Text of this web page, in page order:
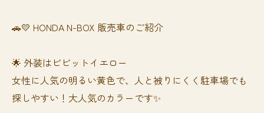
🚗💛 HONDA N-BOX 販売車のご紹介
🌟 外装はビビットイエロー
女性に人気の明るい黄色で、人と被りにくく駐車場でも
探しやすい！大人気のカラーです✨